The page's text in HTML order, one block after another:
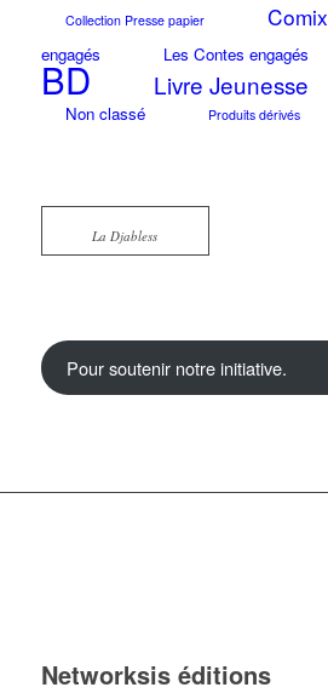
Collection Presse papier Comix
engagés
Les Contes engagés
BD Livre Jeunesse
Non classé Produits dérivés
La Djabless
Pour soutenir notre initiative.
Networksis éditions